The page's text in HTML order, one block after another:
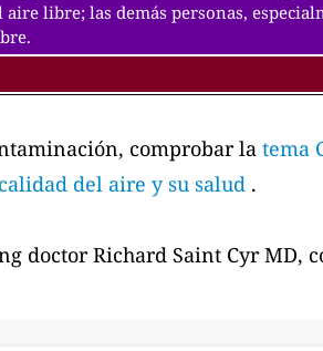
aire libre; las demás personas,
comprobar la tema
calidad del aire y su salud .
doctor Richard Saint Cyr MD,